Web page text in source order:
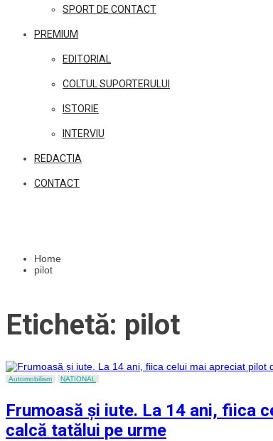
SPORT DE CONTACT
PREMIUM
EDITORIAL
COLTUL SUPORTERULUI
ISTORIE
INTERVIU
REDACTIA
CONTACT
Home
pilot
Etichetă: pilot
Automobilism NATIONAL
Frumoasă și iute. La 14 ani, fiica
calcă tatălui pe urme